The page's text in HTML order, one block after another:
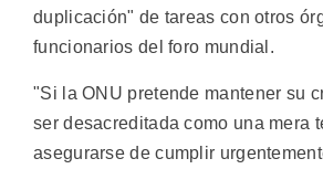
duplicación" de tareas con otros
funcionarios del foro mundial.
"Si la ONU pretende mantener su
ser desacreditada como una mera
asegurarse de cumplir